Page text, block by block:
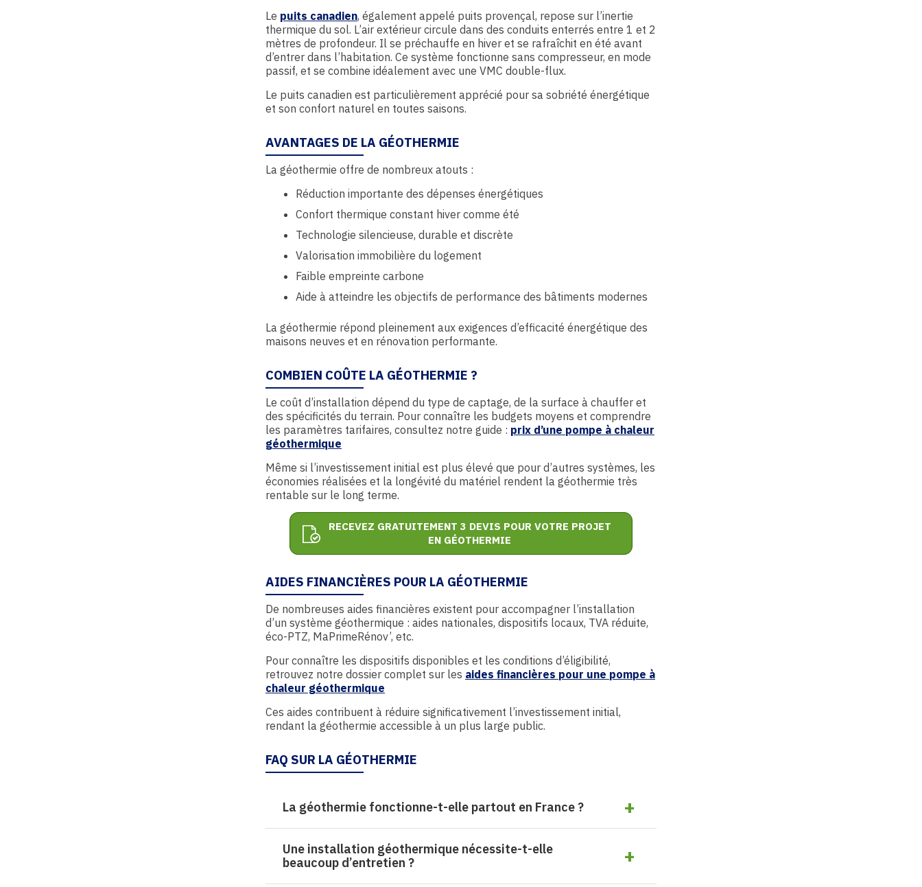
Le puits canadien, également appelé puits provençal, repose sur l’inertie
thermique du sol. L’air extérieur circule dans des conduits enterrés entre 1 et 2
mètres de profondeur. Il se préchauffe en hiver et se rafraîchit en été avant
d’entrer dans l’habitation. Ce système fonctionne sans compresseur, en mode
passif, et se combine idéalement avec une VMC double-flux.
Le puits canadien est particulièrement apprécié pour sa sobriété énergétique
et son confort naturel en toutes saisons.
AVANTAGES DE LA GÉOTHERMIE
La géothermie offre de nombreux atouts :
Réduction importante des dépenses énergétiques
Confort thermique constant hiver comme été
Technologie silencieuse, durable et discrète
Valorisation immobilière du logement
Faible empreinte carbone
Aide à atteindre les objectifs de performance des bâtiments modernes
La géothermie répond pleinement aux exigences d’efficacité énergétique des
maisons neuves et en rénovation performante.
COMBIEN COÛTE LA GÉOTHERMIE ?
Le coût d’installation dépend du type de captage, de la surface à chauffer et
des spécificités du terrain. Pour connaître les budgets moyens et comprendre
les paramètres tarifaires, consultez notre guide : prix d’une pompe à chaleur
géothermique
Même si l’investissement initial est plus élevé que pour d’autres systèmes, les
économies réalisées et la longévité du matériel rendent la géothermie très
rentable sur le long terme.
RECEVEZ GRATUITEMENT 3 DEVIS POUR VOTRE PROJET
EN GÉOTHERMIE
AIDES FINANCIÈRES POUR LA GÉOTHERMIE
De nombreuses aides financières existent pour accompagner l’installation
d’un système géothermique : aides nationales, dispositifs locaux, TVA réduite,
éco-PTZ, MaPrimeRénov’, etc.
Pour connaître les dispositifs disponibles et les conditions d’éligibilité,
retrouvez notre dossier complet sur les aides financières pour une pompe à
chaleur géothermique
Ces aides contribuent à réduire significativement l’investissement initial,
rendant la géothermie accessible à un plus large public.
FAQ SUR LA GÉOTHERMIE
La géothermie fonctionne-t-elle partout en France ?
Une installation géothermique nécessite-t-elle
beaucoup d’entretien ?